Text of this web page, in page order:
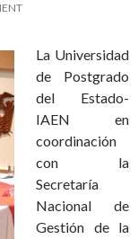
La Universidad
de Postgrado
del Estado-
IAEN en
coordinación
con la
Secretaría
Nacional de
Gestión de la